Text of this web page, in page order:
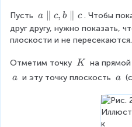
Пусть a
\
p
r
a
l
a ∥ c, b ∥ c . Чтобы
друг другу, нужно показать,
плоскости и не пересекаются.
Отметим точку \
\
K на прямой
\
a и эту точку плоскость \
a
a